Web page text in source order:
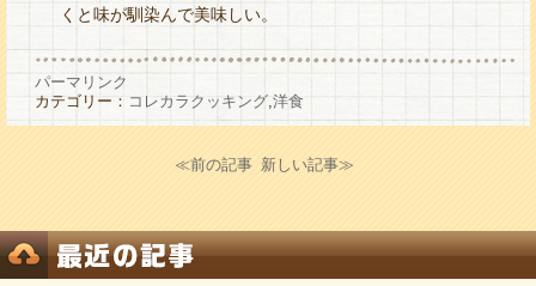
くと味が馴染んで美味しい。
パーマリンク
カテゴリー： コレカラクッキング,洋食
≪前の記事 新しい記事≫